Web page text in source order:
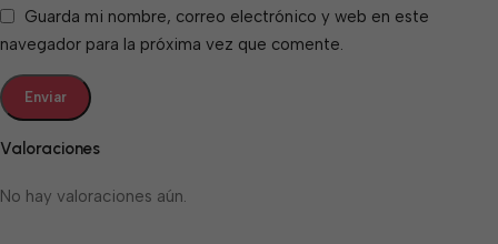
Valoraciones
No hay valoraciones aún.
Guarda mi nombre, correo electrónico y web en este
navegador para la próxima vez que comente.